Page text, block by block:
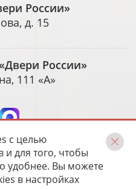
с целью
и для того, чтобы
удобнее. Вы можете
в настройках
России»
д. 15
России»
111 «А»